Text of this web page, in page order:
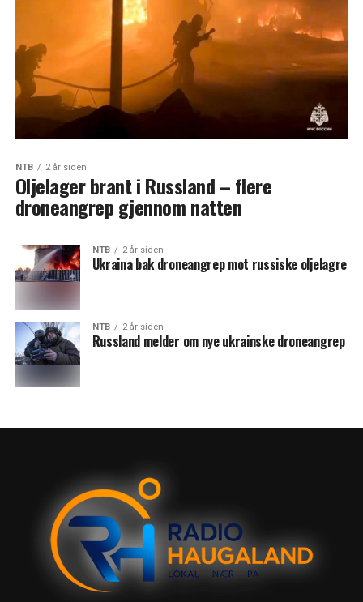
NTB 2 år siden
Oljelager brant i Russland – flere
droneangrep gjennom natten
NTB 2 år siden
Ukraina bak droneangrep mot russiske oljelagre
NTB 2 år siden
Russland melder om nye ukrainske droneangrep